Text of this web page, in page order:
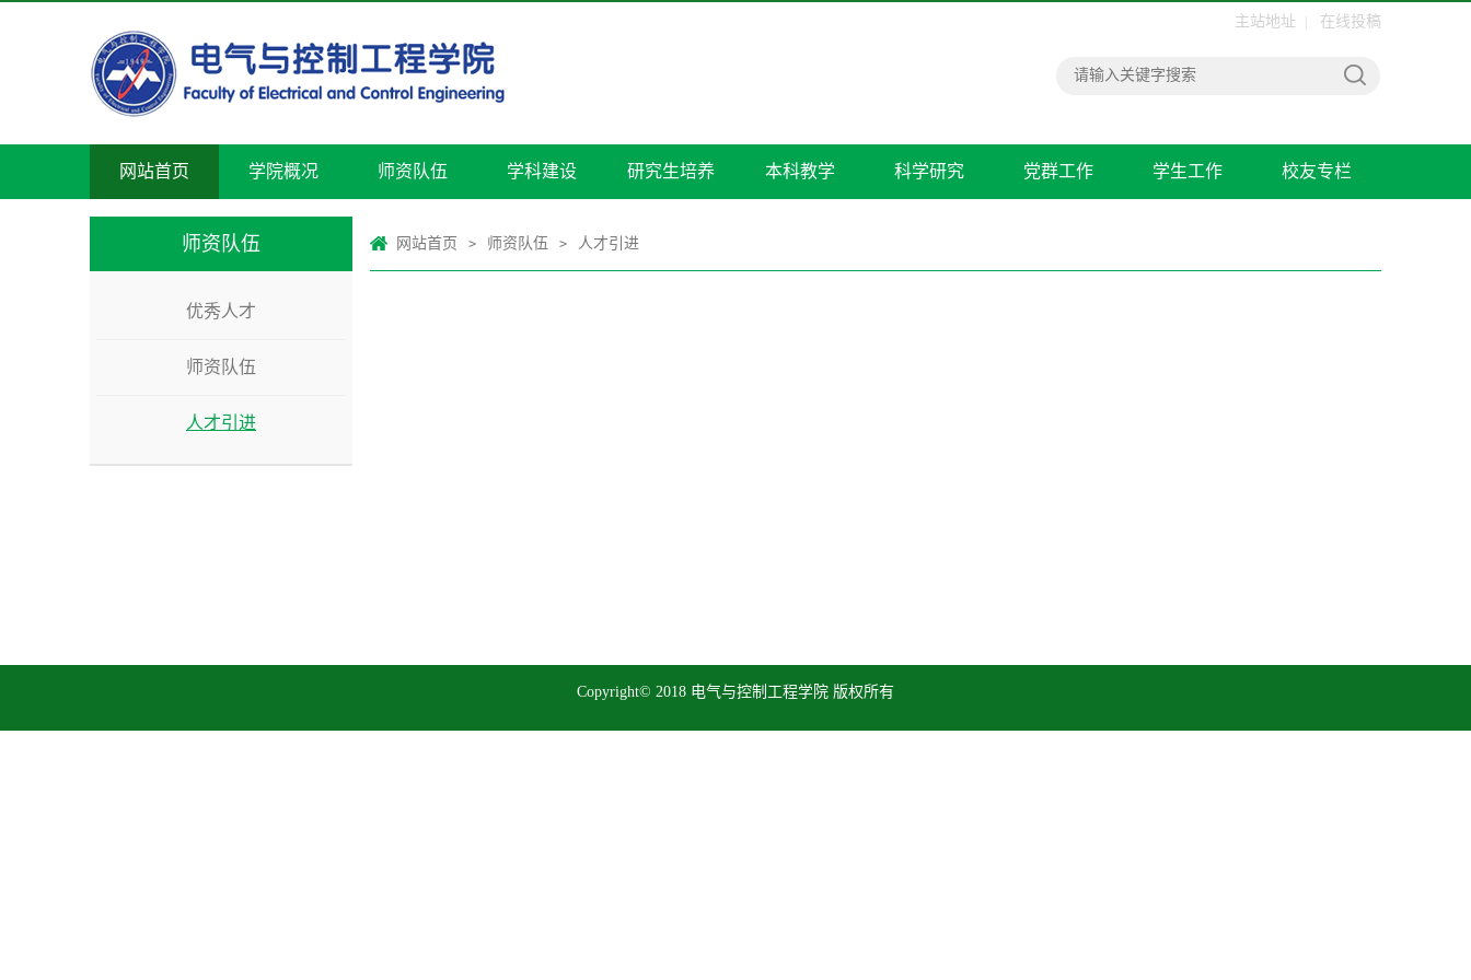
主站地址 在线投稿
网站首页 学院概况 师资队伍 学科建设 研究生培养 本科教学 科学研究 党群工作 学生工作 校友专栏
师资队伍
优秀人才
师资队伍
人才引进
网站首页 > 师资队伍 > 人才引进
Copyright© 2018 电气与控制工程学院 版权所有